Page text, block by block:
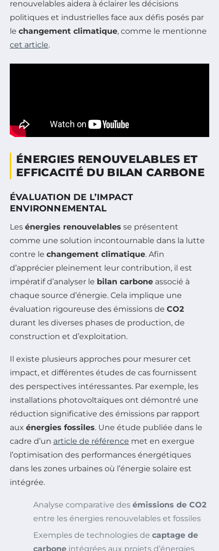
renouvelables aidera à éclairer les décisions
politiques et industrielles face aux défis posés par
le changement climatique, comme le mentionne
cet article.
ÉNERGIES RENOUVELABLES ET
EFFICACITÉ DU BILAN CARBONE
ÉVALUATION DE L’IMPACT
ENVIRONNEMENTAL
Les énergies renouvelables se présentent
comme une solution incontournable dans la lutte
contre le changement climatique. Afin
d’apprécier pleinement leur contribution, il est
impératif d’analyser le bilan carbone associé à
chaque source d’énergie. Cela implique une
évaluation rigoureuse des émissions de CO2
durant les diverses phases de production, de
construction et d’exploitation.
Il existe plusieurs approches pour mesurer cet
impact, et différentes études de cas fournissent
des perspectives intéressantes. Par exemple, les
installations photovoltaïques ont démontré une
réduction significative des émissions par rapport
aux énergies fossiles. Une étude publiée dans le
cadre d’un article de référence met en exergue
l’optimisation des performances énergétiques
dans les zones urbaines où l’énergie solaire est
intégrée.
Analyse comparative des émissions de CO2
entre les énergies renouvelables et fossiles
Exemples de technologies de captage de
carbone intégrées aux projets d’énergies